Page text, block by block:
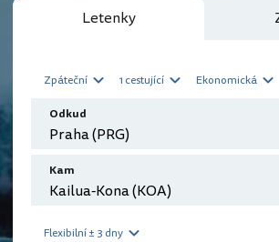
Letenky
Zpáteční 1 cestující Ekonomická
Odkud
Kam
Flexibilní ± 3 dny